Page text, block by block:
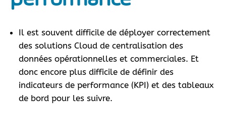
Il est souvent difficile de déployer correctement
des solutions Cloud de centralisation des
données opérationnelles et commerciales. Et
donc encore plus difficile de définir des
indicateurs de performance (KPI) et des tableaux
de bord pour les suivre.